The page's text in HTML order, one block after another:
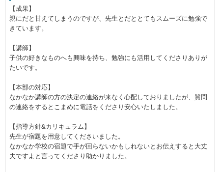
【成果】
親にだと甘えてしまうのですが、先生とだととてもスムーズに勉強で
きています。
【講師】
子供の好きなものへも興味を持ち、勉強にも活用してくださりありが
たいです。
【本部の対応】
なかなか講師の方の決定の連絡が来なく心配しておりましたが、質問
の連絡をするとこまめに電話をくださり安心いたしました。
【指導方針&カリキュラム】
先生が宿題を用意してくださいました。
なかなか学校の宿題で手が回らないかもしれないとお伝えすると大丈
夫ですよと言ってくださり助かりました。